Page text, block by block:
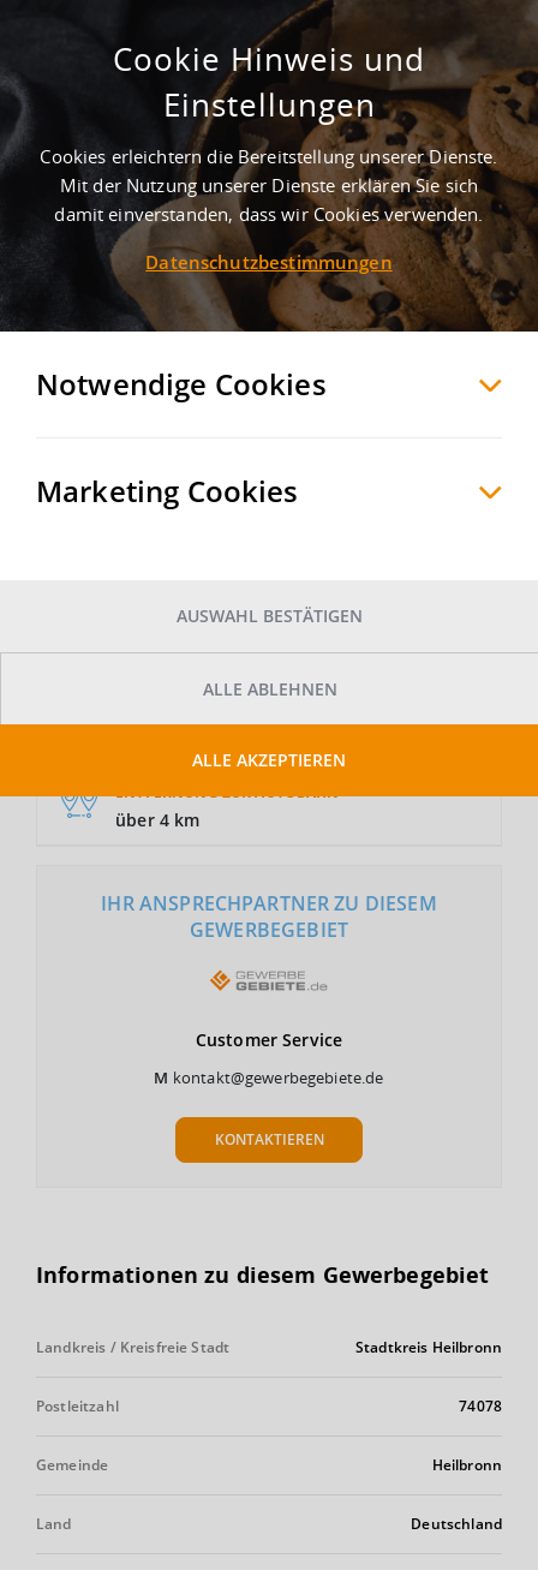
Industriepark Böllinger Höfe
Stadtkreis Heilbronn, Deutschland
MERKEN VERGLEICHEN EXPORT PDF
Auf Anfrage
ENTFERNUNG ZUR AUTOBAHN
über 4 km
IHR ANSPRECHPARTNER ZU DIESEM
GEWERBEGEBIET
Customer Service
M kontakt@gewerbegebiete.de
KONTAKTIEREN
Informationen zu diesem Gewerbegebiet
Landkreis / Kreisfreie Stadt Stadtkreis Heilbronn
Postleitzahl 74078
Gemeinde Heilbronn
Land Deutschland
Cookie Hinweis und
Einstellungen
Cookies erleichtern die Bereitstellung unserer Dienste.
Mit der Nutzung unserer Dienste erklären Sie sich
damit einverstanden, dass wir Cookies verwenden.
Datenschutzbestimmungen
Notwendige Cookies
Marketing Cookies
AUSWAHL BESTÄTIGEN
ALLE ABLEHNEN
ALLE AKZEPTIEREN